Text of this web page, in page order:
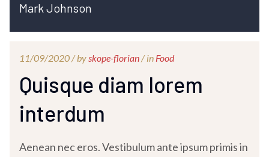
Mark Johnson
11/09/2020 /byskope-florian/ in Food
Quisque diam lorem
interdum
Aenean nec eros. Vestibulum ante ipsum primis in